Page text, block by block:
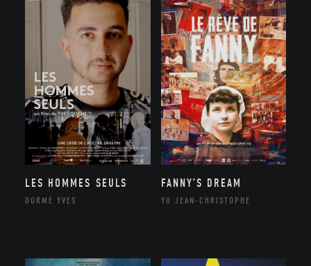
LES HOMMES SEULS
DORME YVES
FANNY’S DREAM
YU JEAN-CHRISTOPHE